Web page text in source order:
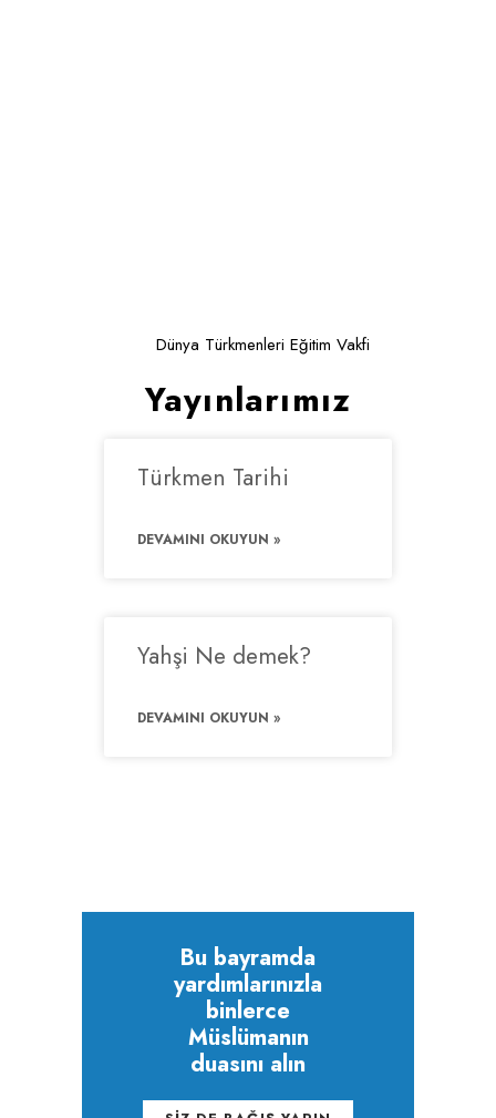
Dünya Türkmenleri Eğitim Vakfi
Yayınlarımız
Türkmen Tarihi
DEVAMINI OKUYUN »
Yahşi Ne demek?
DEVAMINI OKUYUN »
Bu bayramda
yardımlarınızla
binlerce
Müslümanın
duasını alın